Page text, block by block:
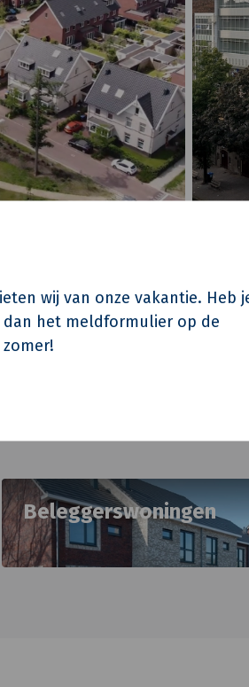
wij van onze vakantie. Heb
het meldformulier op de
Meer
Beleggerswoningen